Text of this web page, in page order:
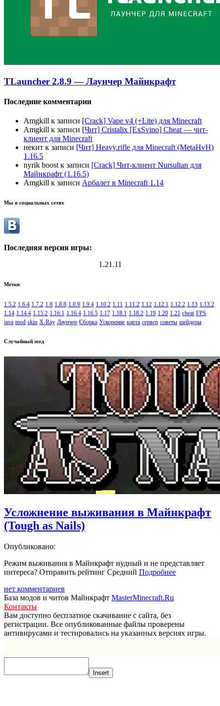
TLauncher 2.8.9 — Лаунчер Майнкрафт
Последние комментарии
Amgkill к записи [Crack] Vape v4 (+Lite) для Minecraft
Amgkill к записи [Чит] Cristalix [ExSvino] Cheat — чит-
клиент для Minecraft
некит к записи [Чит] Heavy.rifle для Minecraft (MetaHvH)
1.16.5
nyrik boost к записи [Crack] Чит-клиент Nursultan для
Майнкрафт (1.16.5)
Amgkill к записи Арбалет в Minecraft 1.14
Мы в социальных сетях
Последняя версия игры:
1.21.11
Метки
1.5.2 1.6.4 1.7.2 1.8 1.8.8 1.8.9 1.9.4 1.10.2 1.11 1.11.2 1.12 1.12.1 1.12.2 1.13 1.13.2
1.14 1.14.4 1.15.2 1.16.1 1.16.4 1.16.5 1.17 1.18.1 1.18.2 1.19 1.20 1.21 cheat FPS
java mod skin X-Ray Лаунчер Сборка Ускорение карта сервер советы шейдеры
Случайный мод
Усложнение выживания в Майнкрафт
(Tough as Nails)
Опубликовано:
Режим выживания в Майнкрафт нудный и не представляет
интереса? Отправить рейтинг Средний Подробнее
нет комментариев
База модов и читов Майнкрафт MasterMinecraft.Ru
Контакты
Вам доступно бесплатное скачивание с сайта, без
регистрации. Все опубликованные файлы проверены
антивирусами и тестировались на указанных версиях игры.
Insert